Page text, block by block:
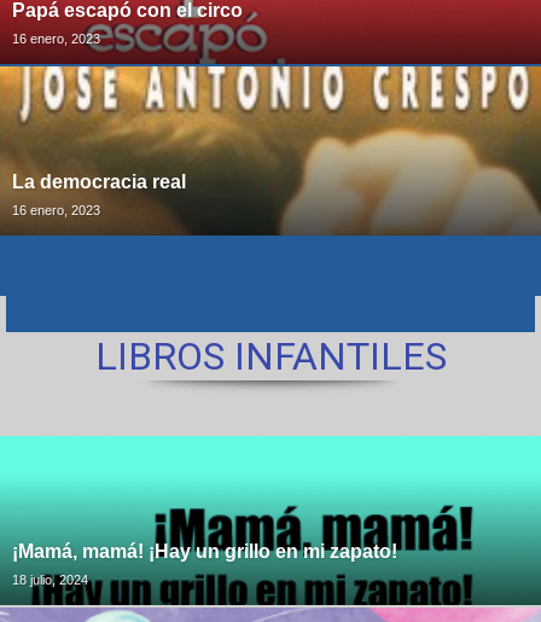
Papá escapó con el circo
16 enero, 2023
La democracia real
16 enero, 2023
LIBROS INFANTILES
¡Mamá, mamá! ¡Hay un grillo en mi zapato!
18 julio, 2024